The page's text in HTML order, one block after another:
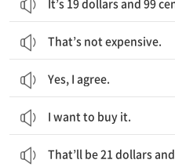
It’s 19 dollars and 99
That’s not expensive.
Yes, I agree.
I want to buy it.
That’ll be 21 dollars